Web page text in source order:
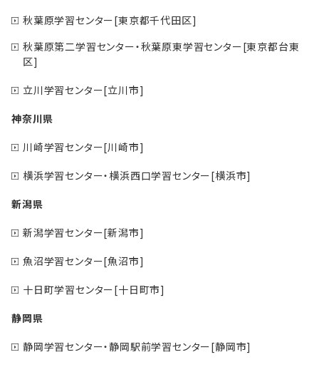
秋葉原学習センター[東京都千代田区]
秋葉原第二学習センター・秋葉原東学習センター[東京都台東
区]
立川学習センター[立川市]
神奈川県
川崎学習センター[川崎市]
横浜学習センター・横浜西口学習センター[横浜市]
新潟県
新潟学習センター[新潟市]
魚沼学習センター[魚沼市]
十日町学習センター[十日町市]
静岡県
静岡学習センター・静岡駅前学習センター[静岡市]